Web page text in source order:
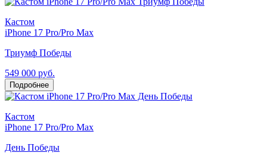
Кастом
iPhone 17 Pro/Pro Max
Триумф Победы
549 000 руб.
Подробнее
Кастом
iPhone 17 Pro/Pro Max
День Победы